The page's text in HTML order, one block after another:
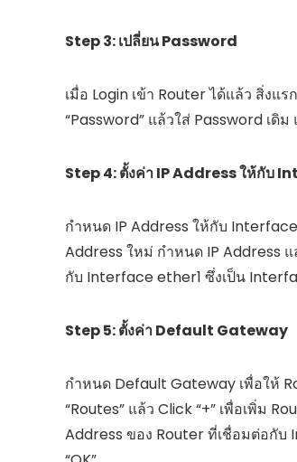
Step 3: เปลี่ยน Password
เมื่อ Login เข้า Router ได้แล้ว สิ่งแ
“Password” แล้วใส่ Password เดิ
Step 4: ตั้งค่า IP Address ให้กับ
กำหนด IP Address ให้กับ Interface
Address ใหม่ กำหนด IP Address
กับ Interface ether1 ซึ่งเป็น
Step 5: ตั้งค่า Default Gateway
กำหนด Default Gateway เพื่อให้
“Routes” แล้ว Click “+” เพื่อเพิ่ม
Address ของ Router ที่เชื่อมต่อกับ